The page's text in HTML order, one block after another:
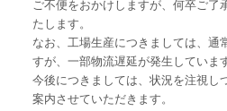
ご不便をおかけしますが、何卒ご了
たします。
なお、工場生産につきましては、通
すが、一部物流遅延が発生していま
今後につきましては、状況を注視し
案内させていただきます。